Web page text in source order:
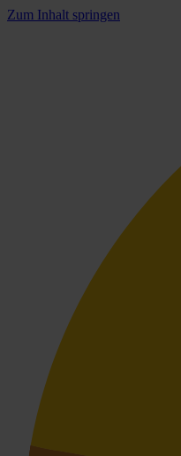
Zum Inhalt springen